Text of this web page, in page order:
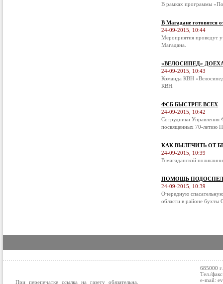
В рамках программы
В Магадане готовятся
24-09-2015, 10:44
Мероприятия проведут
Магадана.
«ВЕЛОСИПЕД»
24-09-2015, 10:43
Команда КВН
КВН.
ФСБ БЫСТРЕЕ ВСЕХ
24-09-2015, 10:42
Сотрудники Управления
посвященных 70-летию
КАК ВЫЛЕЧИТЬ ОТ
24-09-2015, 10:39
В магаданской
ПОМОЩЬ
24-09-2015, 10:39
Очередную
области в районе бухты
При перепечатке ссылка на газету обязательна.
685000
Тел./
e-mail: